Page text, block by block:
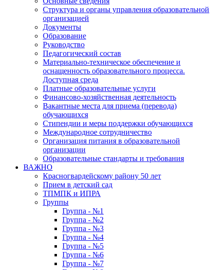
Структура и органы управления образовательной
организацией
Документы
Образование
Руководство
Педагогический состав
Материально-техническое обеспечение и
оснащенность образовательного процесса.
Доступная среда
Платные образовательные услуги
Финансово-хозяйственная деятельность
Вакантные места для приема (перевода)
обучающихся
Стипендии и меры поддержки обучающихся
Международное сотрудничество
Организация питания в образовательной
организации
Образовательные стандарты и требования
ВАЖНО
Красногвардейскому району 50 лет
Прием в детский сад
ТПМПК и ИПРА
Группы
Группа - №1
Группа - №2
Группа - №3
Группа - №4
Группа - №5
Группа - №6
Группа - №7